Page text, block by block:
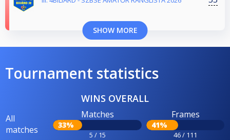
SHOW MORE
Tournament statistics
WINS OVERALL
All
matches
Matches
33%
5 / 15
Frames
41%
46 / 111